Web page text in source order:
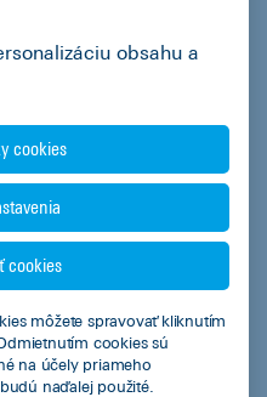
obsahu a
cookies
cookies
môžete spravovať kliknutím
cookies sú
na účely priameho
naďalej použité.